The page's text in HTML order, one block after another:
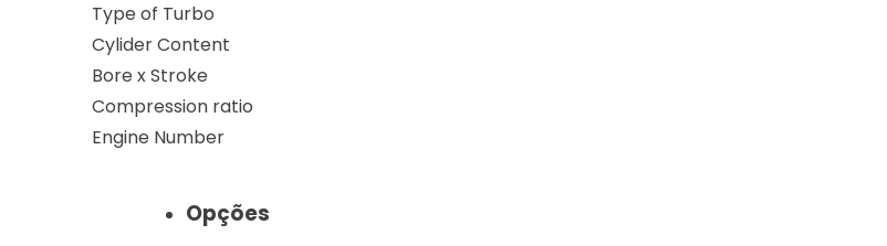
Type of Turbo
Cylider Content
Bore x Stroke
Compression ratio
Engine Number
Opções